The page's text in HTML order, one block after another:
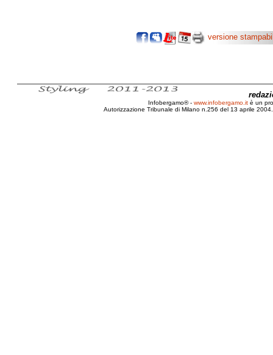
versione
Infobergamo® - www.infobergamo.it è un
Autorizzazione Tribunale di Milano n.256 del 13 aprile